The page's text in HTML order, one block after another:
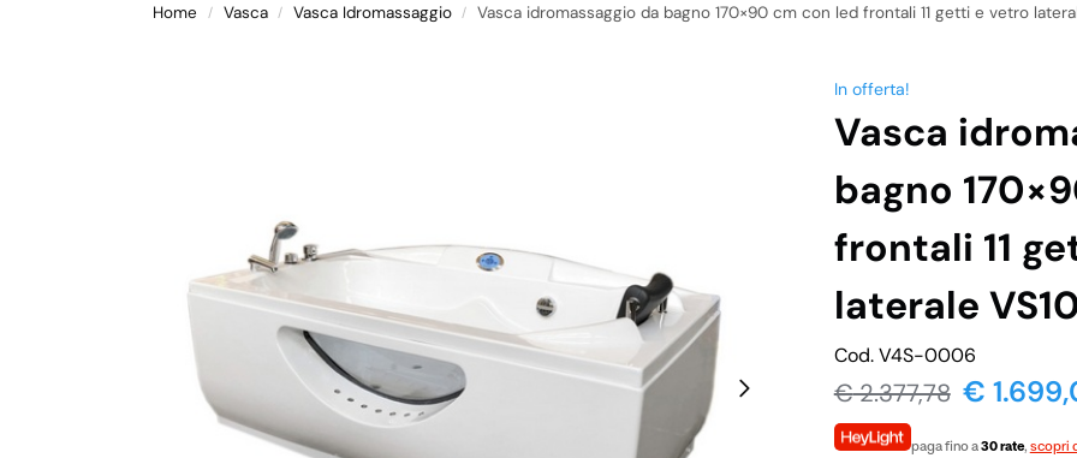
Home / Vasca / Vasca Idromassaggio / Vasca idromassaggio da bagno 170×90 cm con led frontali 11 getti e vetro
In offerta!
Vasca
bagno
frontali 11
laterale
Cod. V4S-0006
€2.377,78 €
paga fino a30 rate, scopri